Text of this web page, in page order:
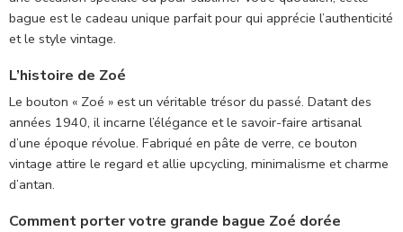
bague est le cadeau unique parfait pour qui apprécie l’authenticité
et le style vintage.
L’histoire de Zoé
Le bouton « Zoé » est un véritable trésor du passé. Datant des
années 1940, il incarne l’élégance et le savoir-faire artisanal
d’une époque révolue. Fabriqué en pâte de verre, ce bouton
vintage attire le regard et allie upcycling, minimalisme et charme
d’antan.
Comment porter votre grande bague Zoé dorée